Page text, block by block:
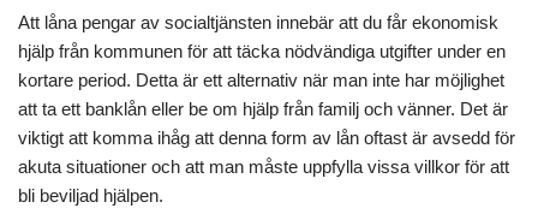
Att låna pengar av socialtjänsten innebär att du får ekonomisk
hjälp från kommunen för att täcka nödvändiga utgifter under en
kortare period. Detta är ett alternativ när man inte har möjlighet
att ta ett banklån eller be om hjälp från familj och vänner. Det är
viktigt att komma ihåg att denna form av lån oftast är avsedd för
akuta situationer och att man måste uppfylla vissa villkor för att
bli beviljad hjälpen.